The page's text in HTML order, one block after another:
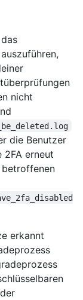
nicht
die Benutzer
2FA erneut
betroffenen
erkannt